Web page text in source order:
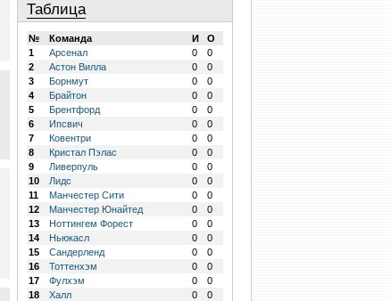
Таблица
№ Команда И
О
1
Арсенал 0
0
2
Астон Вилла 0
0
3
Борнмут 0
0
4
Брайтон 0
0
5
Брентфорд 0
0
6
Ипсвич 0
0
7
Ковентри 0
0
8
Кристал Пэлас 0
0
9
Ливерпуль 0
0
10
Лидс 0
0
11
Манчестер Сити 0
0
12
Манчестер Юнайтед 0
0
13
Ноттингем Форест 0
0
14
Ньюкасл 0
0
15
Сандерленд 0
0
16
Тоттенхэм 0
0
17
Фулхэм 0
0
18
Халл 0
0